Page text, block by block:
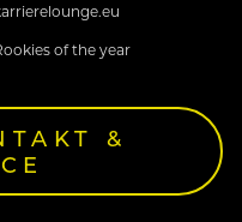
of the year
&